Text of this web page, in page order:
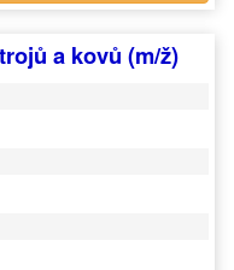
a kovů (m/ž)